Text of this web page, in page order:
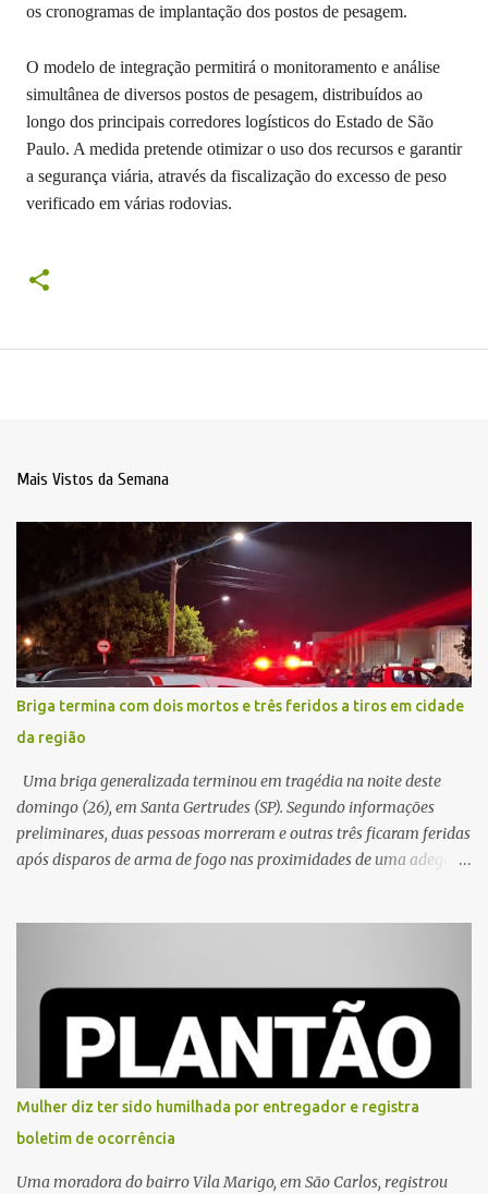
os cronogramas de implantação dos postos de pesagem.
O modelo de integração permitirá o monitoramento e análise
simultânea de diversos postos de pesagem, distribuídos ao
longo dos principais corredores logísticos do Estado de São
Paulo. A medida pretende otimizar o uso dos recursos e garantir
a segurança viária, através da fiscalização do excesso de peso
verificado em várias rodovias.
Mais Vistos da Semana
Briga termina com dois mortos e três feridos a tiros em cidade
da região
Uma briga generalizada terminou em tragédia na noite deste
domingo (26), em Santa Gertrudes (SP). Segundo informações
preliminares, duas pessoas morreram e outras três ficaram feridas
após disparos de arma de fogo nas proximidades de uma adega. O
diversos disparos. Duas vítimas morreram ainda no local. Outras
três pessoas foram baleadas e socorridas. Até o momento, não
foram divulgadas informações oficiais sobre o estado de saúde dos
feridos. Equipes da Polícia Militar de Santa Gertrudes atenderam a
ocorrência e isolaram a área para o trabalho da perícia. Até a
última atualização, nenhum suspeito havia sido preso. A Polícia
Civil investigará a motivação da briga, a autoria dos disparos e as
circunstâncias do crime. A ocorrência segue em anda...
Mulher diz ter sido humilhada por entregador e registra
boletim de ocorrência
Uma moradora do bairro Vila Marigo, em São Carlos, registrou